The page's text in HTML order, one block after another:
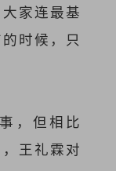
家连最基
时候，只
，但相比
王礼霖对